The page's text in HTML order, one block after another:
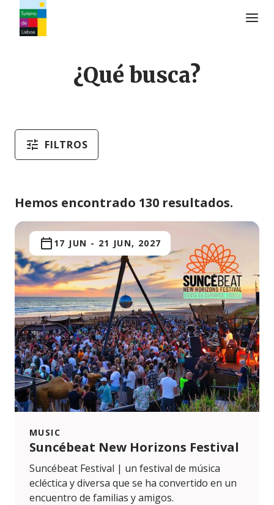
¿Qué busca?
FILTROS
Hemos encontrado 130 resultados.
MUSIC
Suncébeat New Horizons Festival
17 JUN - 21 JUN, 2027
Suncébeat Festival | un festival de música
ecléctica y diversa que se ha convertido en un
encuentro de familias y amigos.